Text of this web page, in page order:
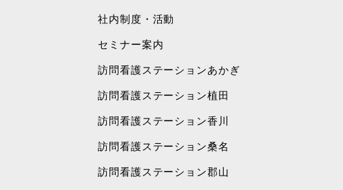
社内制度・活動
セミナー案内
訪問看護ステーションあかぎ
訪問看護ステーション植田
訪問看護ステーション香川
訪問看護ステーション桑名
訪問看護ステーション郡山